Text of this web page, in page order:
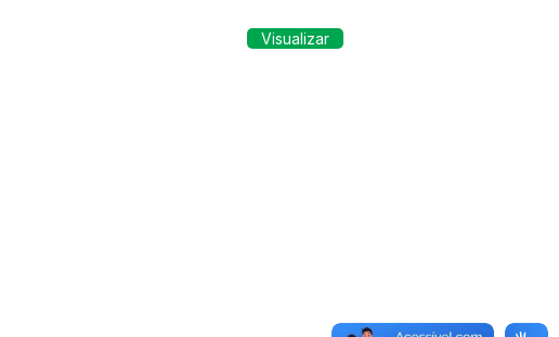
Visualizar